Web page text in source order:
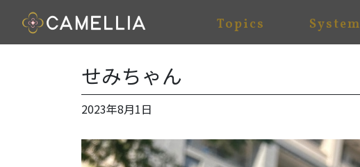
Topics System
せみちゃん
2023年8月1日